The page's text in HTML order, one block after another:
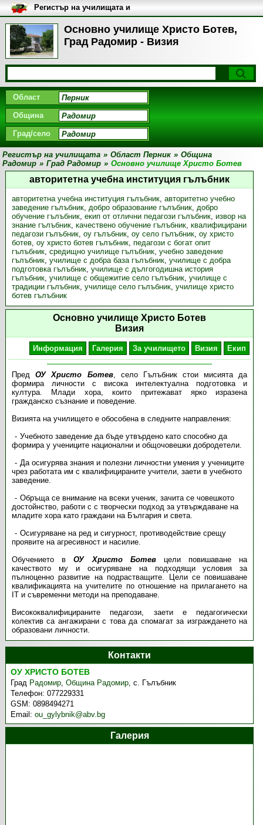
Основно училище Христо Ботев,
Град Радомир - Визия
Регистър на училищата и
университетите в България
Област
Община
Град/село
Регистър на училищата » Област Перник » Община
Радомир » Град Радомир » Основно училище Христо Ботев
авторитетна учебна институция гълъбник
авторитетна учебна институция гълъбник, авторитетно учебно
заведение гълъбник, добро образование гълъбник, добро
обучение гълъбник, екип от отлични педагози гълъбник, извор на
знание гълъбник, качествено обучение гълъбник, квалифицирани
педагози гълъбник, оу гълъбник, оу село гълъбник, оу христо
ботев, оу христо ботев гълъбник, педагози с богат опит
гълъбник, средищно училище гълъбник, учебно заведение
гълъбник, училище с добра база гълъбник, училище с добра
подготовка гълъбник, училище с дългогодишна история
гълъбник, училище с общежитие село гълъбник, училище с
традиции гълъбник, училище село гълъбник, училище христо
ботев гълъбник
Основно училище Христо Ботев
Визия
Информация Галерия За училището Визия Екип
ПредОУ Христо Ботев, село Гълъбник стои мисията да
формира личности с висока интелектуална подготовка и
култура. Млади хора, които притежават ярко изразена
гражданско съзнание и поведение.
Визията на училището е обособена в следните направления:
Учебното заведение да бъде утвърдено като способно да
формира у учениците национални и общочовешки добродетели.
Да осигурява знания и полезни личностни умения у учениците
чрез работата им с квалифицираните учители, заети в учебното
заведение.
Обръща се внимание на всеки ученик, зачита се човешкото
достойнство, работи с с творчески подход за утвърждаване на
младите хора като граждани на България и света.
Осигуряване на ред и сигурност, противодействие срещу
проявите на агресивност и насилие.
Обучението в ОУ Христо Ботевцели повишаване на
качеството му и осигуряване на подходящи условия за
пълноценно развитие на подрастващите. Цели се повишаване
квалификацията на учителите по отношение на прилагането на
IT и съвременни методи на преподаване.
Висококвалифицираните педагози, заети е педагогически
колектив са ангажирани с това да спомагат за изграждането на
образовани личности.
Контакти
ОУ ХРИСТО БОТЕВ
Град Радомир,Община Радомир,с. Гълъбник
Телефон:077229331
GSM:0898494271
Email:ou_gylybnik@abv.bg
Галерия